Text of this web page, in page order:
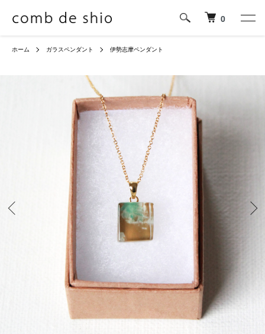
0
ホーム ガラスペンダント 伊勢志摩ペンダント